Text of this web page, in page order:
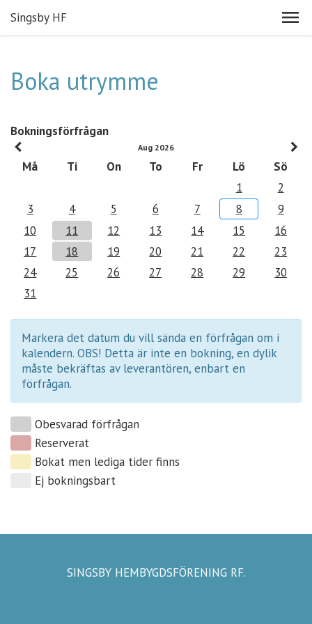
Singsby HF
Boka utrymme
Bokningsförfrågan
Aug 2026
Må Ti On To Fr Lö
Sö
1
2
3
4 5 6 7 8
9
10
11 12 13 14 15
16
17
18 19 20 21 22
23
24
25 26 27 28 29
30
31
Markera det datum du vill sända en förfrågan om i
kalendern. OBS! Detta är inte en bokning, en dylik
måste bekräftas av leverantören, enbart en
förfrågan.
Obesvarad förfrågan
Reserverat
Bokat men lediga tider finns
Ej bokningsbart
SINGSBY HEMBYGDSFÖRENING RF.